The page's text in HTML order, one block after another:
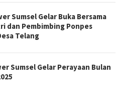
Sumsel Gelar Buka Bersama
dan Pembimbing Ponpes
Telang
Sumsel Gelar Perayaan Bulan